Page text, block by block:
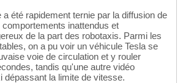
été rapidement ternie par la diffusion de
inattendus et
de la part des robotaxis. Parmi les
on a pu voir un véhicule Tesla se
voie de circulation et y rouler
tandis qu'une autre vidéo
dépassant la limite de vitesse.